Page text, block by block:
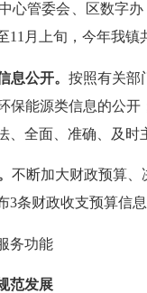
心管委会、区数字
11月上旬，今年我镇
息公开。按照有关部
保能源类信息的公
、全面、准确、及时
不断加大财政预算、
条财政收支预算信息
务功能
范发展